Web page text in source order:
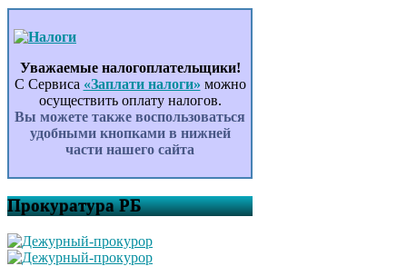
Уважаемые налогоплательщики!
С Сервиса «Заплати налоги» можно
осуществить оплату налогов.
Вы можете также воспользоваться
удобными кнопками в нижней
части нашего сайта
Прокуратура РБ